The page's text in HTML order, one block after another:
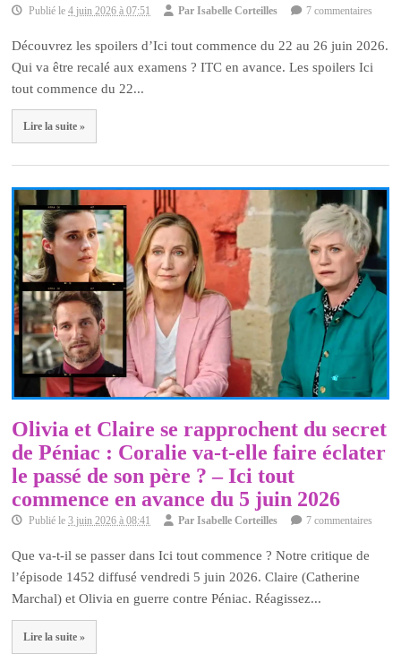
Publié le4 juin 2026 à 07:51 ParIsabelle Corteilles 7 commentaires
Découvrez les spoilers d’Ici tout commence du 22 au 26 juin 2026.
Qui va être recalé aux examens ? ITC en avance. Les spoilers Ici
tout commence du 22...
Lire la suite »
Olivia et Claire se rapprochent du secret
de Péniac : Coralie va-t-elle faire éclater
le passé de son père ? – Ici tout
commence en avance du 5 juin 2026
Publié le3 juin 2026 à 08:41 ParIsabelle Corteilles 7 commentaires
Que va-t-il se passer dans Ici tout commence ? Notre critique de
l’épisode 1452 diffusé vendredi 5 juin 2026. Claire (Catherine
Marchal) et Olivia en guerre contre Péniac. Réagissez...
Lire la suite »